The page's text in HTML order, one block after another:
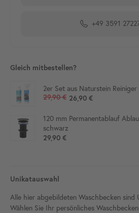
+49 3591
Gleich mitbestellen?
2er Set aus Naturstein
29,90 € 26,90 €
120 mm Permanentablauf
schwarz
29,90 €
Unikatauswahl
Alle hier abgebildeten Waschbecken sind
Wählen Sie Ihr persönliches